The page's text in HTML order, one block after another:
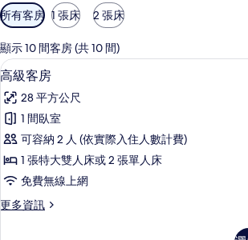
可
用
的
客
房
篩
選
條
所有客房 1 張床 2 張床
顯示 10 間客房 (共 10 間)
顯
示
高
級
客
房
的
所
客房內保險
4
高級客房
28 平方公尺
1 間臥室
可容納 2 人 (依實際入住人數計費)
1 張特大雙人床或 2 張單人床
免費無線上網
更多資訊
更